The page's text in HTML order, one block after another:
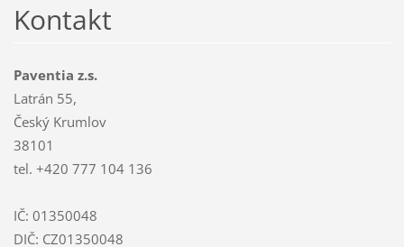
Kontakt
Paventia z.s.
Latrán 55,
Český Krumlov
38101
tel. +420 777 104 136
IČ: 01350048
DIČ: CZ01350048